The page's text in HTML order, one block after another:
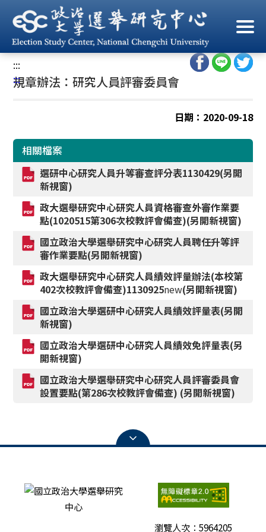
到
主
要
內
容
首頁/ 規章辦法/ 研究人員評審委員會
:::
:::
規章辦法：研究人員評審委員會
日期：2020-09-18
相關檔案
選研中心研究人員升等審查評分表1130429(另開
新視窗)
政大選舉研究中心研究人員資格審查外審作業要
點(1020515第306次校教評會備查)(另開新視窗)
國立政治大學選舉研究中心研究人員聘任升等評
審作業要點(另開新視窗)
政大選舉研究中心研究人員績效評量辦法(本校第
402次校教評會備查)1130925new(另開新視窗)
國立政治大學選研中心研究人員績效評量表(另開
新視窗)
國立政治大學選研中心研究人員績效免評量表(另
開新視窗)
國立政治大學選舉研究中心研究人員評審委員會
設置要點(第286次校教評會備查) (另開新視窗)
瀏覽人次：5964205